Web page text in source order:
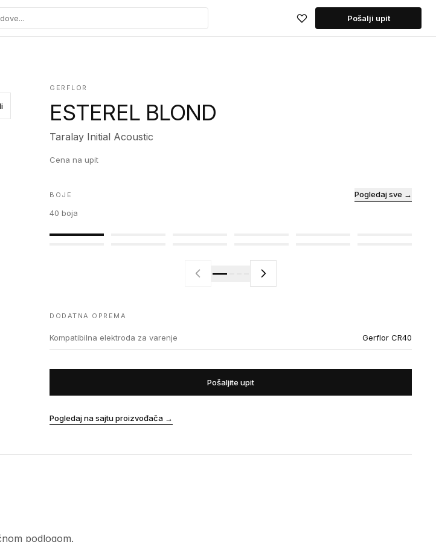
Pošalji upit
GERFLOR
ESTEREL BLOND
Taralay Initial Acoustic
Cena na upit
BOJE
40 boja
Pogledaj sve →
DODATNA OPREMA
Kompatibilna elektroda za varenje Gerflor CR40
Pošaljite upit
Pogledaj na sajtu proizvođača →
podlogom.